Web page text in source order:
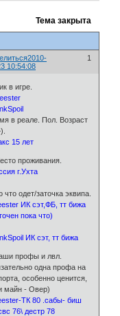
Тема закрыта
1
2010-
10:54:08
в игре.
в реале. Пол. Возраст
15 лет
проживания.
г.Ухта
что одет/заточка эквипа.
ИК сэт,ФБ, тт бижа
пока что)
ИК сэт, тт бижа
профы и лвл.
одна профа на
особенно ценится,
майн - Овер)
ТК 80 .сабы- биш
76\ дестр 78